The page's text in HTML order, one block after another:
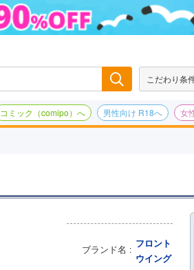
こだわり条
コミック（comipo）へ 男性向け R18へ 女
ブランド名
フロント
ウイング